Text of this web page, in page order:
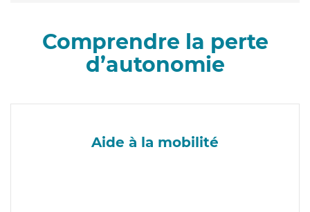
Comprendre la perte
d’autonomie
Aide à la mobilité